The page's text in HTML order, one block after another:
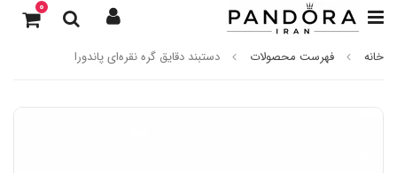
0
خانه فهرست محصولات دستبند دقایق گره نقره‌ای پاندورا